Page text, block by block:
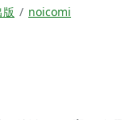
版
noicomi